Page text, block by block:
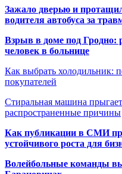
Зажало дверью и
водителя автобуса за
Взрыв в доме под
человек в больнице
Как выбрать холодильник:
покупателей
Стиральная машина
распространенные причины
Как публикации в СМИ
устойчивого роста для
Волейбольные команды